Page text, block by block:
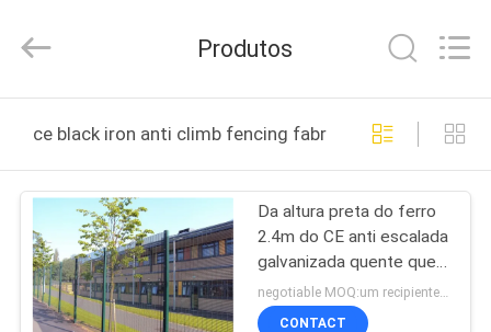
PRODUTOS
SOBRE
NÓS
Mesh
Products
Rights
Developed
Produtos
ce black iron anti climb fencing fabricação online
Da altura preta do ferro
2.4m do CE anti escalada
galvanizada quente que
cerca para a segurança negotiable MOQ:um recipiente de 20FT
CONTACT